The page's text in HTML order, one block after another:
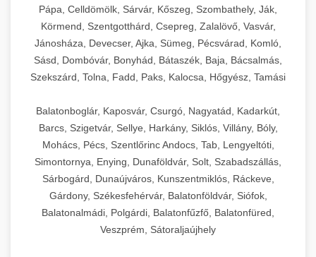
Pápa, Celldömölk, Sárvár, Kőszeg, Szombathely, Ják,
Körmend, Szentgotthárd, Csepreg, Zalalövő, Vasvár,
Jánosháza, Devecser, Ajka, Sümeg, Pécsvárad, Komló,
Sásd, Dombóvár, Bonyhád, Bátaszék, Baja, Bácsalmás,
Szekszárd, Tolna, Fadd, Paks, Kalocsa, Hőgyész, Tamási
Balatonboglár, Kaposvár, Csurgó, Nagyatád, Kadarkút,
Barcs, Szigetvár, Sellye, Harkány, Siklós, Villány, Bóly,
Mohács, Pécs, Szentlőrinc Andocs, Tab, Lengyeltóti,
Simontornya, Enying, Dunaföldvár, Solt, Szabadszállás,
Sárbogárd, Dunaújváros, Kunszentmiklós, Ráckeve,
Gárdony, Székesfehérvár, Balatonföldvár, Siófok,
Balatonalmádi, Polgárdi, Balatonfűzfő, Balatonfüred,
Veszprém, Sátoraljaújhely